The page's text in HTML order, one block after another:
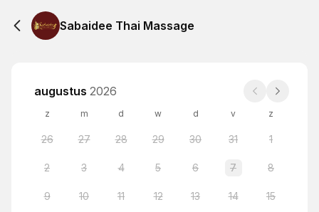
Sabaidee Thai Massage
augustus 2026
z m d w d v z
26 27 28 29 30 31 1
2 3 4 5 6 7 8
9 10 11 12 13 14 15